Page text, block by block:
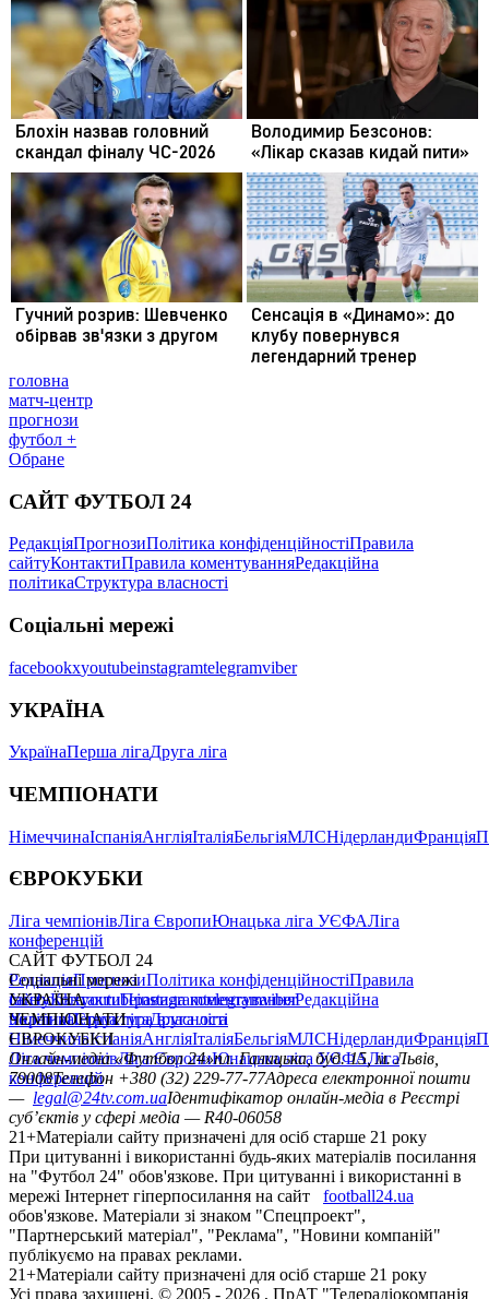
головна
матч-центр
прогнози
футбол +
Обране
САЙТ ФУТБОЛ 24
РедакціяПрогнозиПолітика конфіденційностіПравила
сайтуКонтактиПравила коментуванняРедакційна
політикаСтруктура власності
Соціальні мережі
facebookxyoutubeinstagramtelegramviber
УКРАЇНА
УкраїнаПерша лігаДруга ліга
ЧЕМПІОНАТИ
НімеччинаІспаніяАнгліяІталіяБельгіяМЛСНідерландиФранція
ЄВРОКУБКИ
Ліга чемпіонівЛіга ЄвропиЮнацька ліга УЄФАЛіга
конференцій
САЙТ ФУТБОЛ 24
РедакціяПрогнозиПолітика конфіденційностіПравила
сайтуКонтактиПравила коментуванняРедакційна
політикаСтруктура власності
Соціальні мережі
facebookxyoutubeinstagramtelegramviber
УКРАЇНА
УкраїнаПерша лігаДруга ліга
ЧЕМПІОНАТИ
НімеччинаІспаніяАнгліяІталіяБельгіяМЛСНідерландиФранція
ЄВРОКУБКИ
Ліга чемпіонівЛіга ЄвропиЮнацька ліга УЄФАЛіга
конференцій
Онлайн-медіа «Футбол 24»пл. Галицька, буд. 15, м. Львів,
79008Телефон +380 (32) 229-77-77Адреса електронної пошти
— legal@24tv.com.uaІдентифікатор онлайн-медіа в Реєстрі
суб’єктів у сфері медіа — R40-06058
21+Матеріали сайту призначені для осіб старше 21 року
При цитуванні і використанні будь-яких матеріалів посилання
на "Футбол 24" обов'язкове. При цитуванні і використанні в
мережі Інтернет гіперпосилання на сайт
football24.ua
обов'язкове. Матеріали зі знаком "Спецпроект",
"Партнерський матеріал", "Реклама", "Новини компаній"
публікуємо на правах реклами.
21+Матеріали сайту призначені для осіб старше 21 року
Усi права захищенi. © 2005 - 2026 , ПрАТ "Телерадіокомпанія